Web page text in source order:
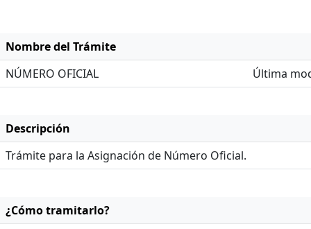
Nombre del Trámite
NÚMERO OFICIAL
Última
Descripción
Trámite para la Asignación de Número Oficial.
¿Cómo tramitarlo?